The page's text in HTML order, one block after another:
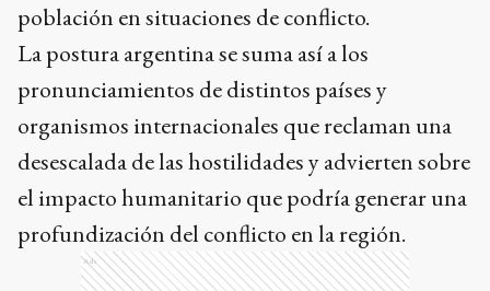
población en situaciones de conflicto.
La postura argentina se suma así a los
pronunciamientos de distintos países y
organismos internacionales que reclaman una
desescalada de las hostilidades y advierten sobre
el impacto humanitario que podría generar una
profundización del conflicto en la región.
Ads